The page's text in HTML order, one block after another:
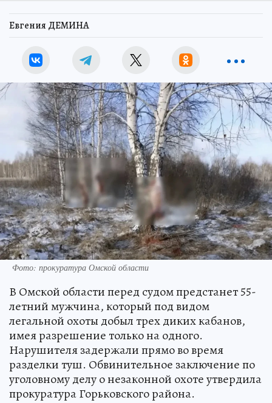
Евгения ДЕМИНА
Фото: прокуратура Омской области
В Омской области перед судом предстанет 55-
летний мужчина, который под видом
легальной охоты добыл трех диких кабанов,
имея разрешение только на одного.
Нарушителя задержали прямо во время
разделки туш. Обвинительное заключение по
уголовному делу о незаконной охоте утвердила
прокуратура Горьковского района.